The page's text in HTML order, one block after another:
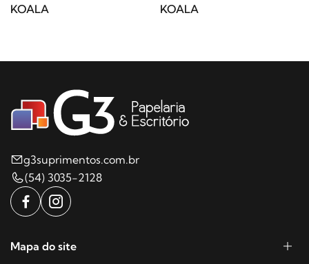
KOALA
KOALA
g3suprimentos.com.br
(54) 3035-2128
Mapa do site